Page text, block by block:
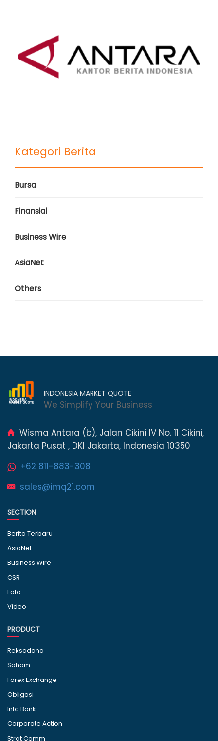
Kategori Berita
Bursa
Finansial
Business Wire
AsiaNet
Others
INDONESIA MARKET QUOTE
We Simplify Your Business
Wisma Antara (b), Jalan Cikini IV No. 11 Cikini,
Jakarta Pusat , DKI Jakarta, Indonesia 10350
+62 811-883-308
sales@imq21.com
SECTION
Berita Terbaru
AsiaNet
Business Wire
CSR
Foto
Video
PRODUCT
Reksadana
Saham
Forex Exchange
Obligasi
Info Bank
Corporate Action
Strat Comm